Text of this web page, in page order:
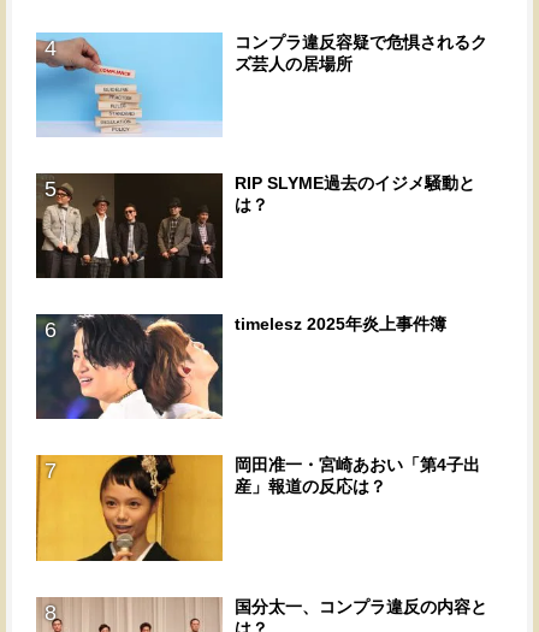
4
コンプラ違反容疑で危惧されるク
ズ芸人の居場所
5
RIP SLYME過去のイジメ騒動と
は？
6 timelesz 2025年炎上事件簿
7
岡田准一・宮崎あおい「第4子出
産」報道の反応は？
8
国分太一、コンプラ違反の内容と
は？